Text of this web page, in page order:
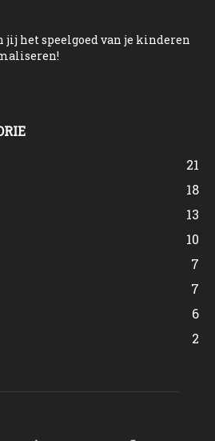
jij het speelgoed van je kinderen
21
18
13
10
7
7
6
2